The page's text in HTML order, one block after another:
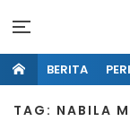
BERITA
TAG: NABILA